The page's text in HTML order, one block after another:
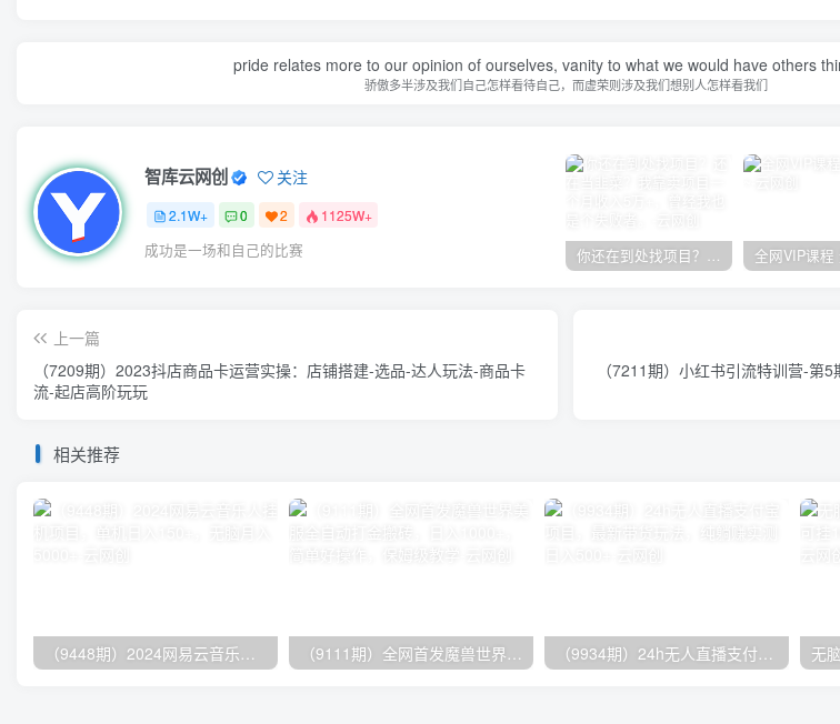
pride relates more to our opinion of ourselves, vanity to what we would have others
骄傲多半涉及我们自己怎样看待自己，而虚荣则涉及我们想别人怎样看我们
智库云网创 关注
2.1W+ 0 2 1125W+
成功是一场和自己的比赛 你还在到处找项目？还在当韭菜？我靠卖项目一个月收入5万+，曾经我也是个失败者。
上一篇
（7209期）2023抖店商品卡运营实操：店铺搭建-选品-达人玩法-商品卡
流-起店高阶玩玩
（7211期）小红书引流特训营-第
相关推荐